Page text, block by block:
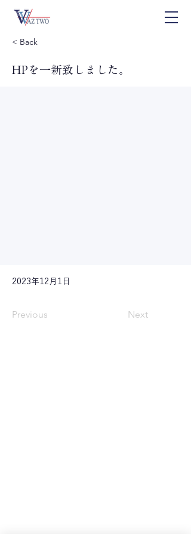
< Back
HPを一新致しました。
2023年12月1日
Previous Next